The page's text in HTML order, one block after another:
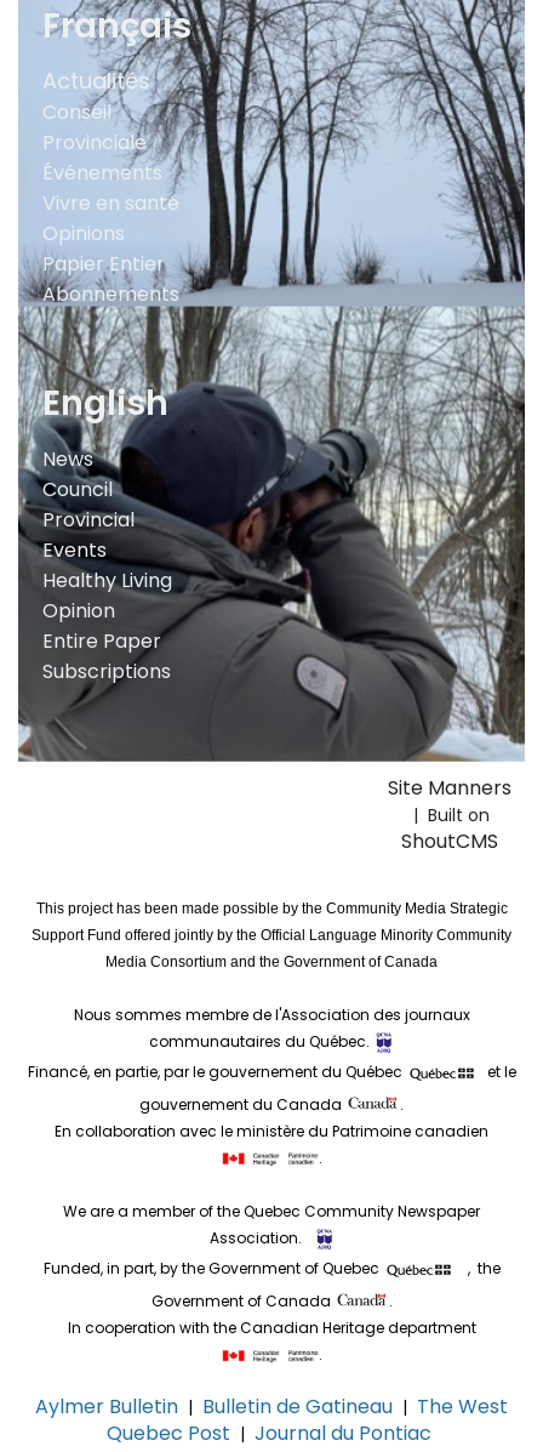
Français
Actualités
Conseil
Provinciale
Événements
Vivre en santé
Opinions
Papier Entier
Abonnements
English
News
Council
Provincial
Events
Healthy Living
Opinion
Entire Paper
Subscriptions
Site Manners
| Built on
ShoutCMS
This project has been made possible by the Community Media Strategic
Support Fund offered jointly by the Official Language Minority Community
Media Consortium and the Government of Canada
Nous sommes membre de l'Association des journaux
communautaires du Québec.
Financé, en partie, par le gouvernement du Québec
et le
gouvernement du Canada
.
En collaboration avec le ministère du Patrimoine canadien
.
We are a member of the Quebec Community Newspaper
Association.
Funded, in part, by the Government of Quebec
, the
Government of Canada
.
In cooperation with the Canadian Heritage department
.
Aylmer Bulletin | Bulletin de Gatineau | The West
Quebec Post | Journal du Pontiac